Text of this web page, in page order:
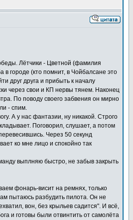
Лётчики - Цветной (фамилия
городе (кто помнит, в Чойбалсане это
друг друга и прибыть к началу
через свои и КП нервы тянем. Наконец
По поводу своего забвения он мирно
- спим.
А у нас фантазии, ну никакой. Строго
Поговорил, слушает, а потом
Через 50 секунд
ко мне лицо и спокойно так
выплняю быстро, не забыв закрыть
фонарь-висит на ремнях, только
пытаюсь разбудить пилота. Он не
вон, без крыльев садится". И всё,
и готовы были отвинтить от самолёта